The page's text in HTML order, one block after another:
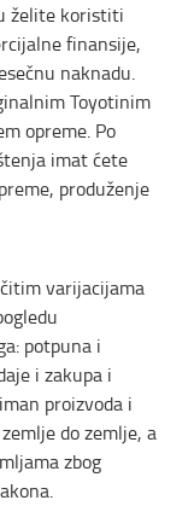
želite koristiti
finansije,
naknadu.
Toyotinim
opreme. Po
imat ćete
produženje
varijacijama
potpuna i
i zakupa i
proizvoda i
do zemlje, a
zbog